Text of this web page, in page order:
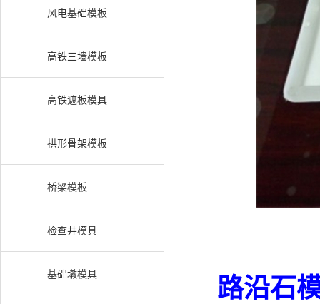
风电基础模板
高铁三墙模板
高铁遮板模具
拱形骨架模板
桥梁模板
检查井模具
基础墩模具
路沿石